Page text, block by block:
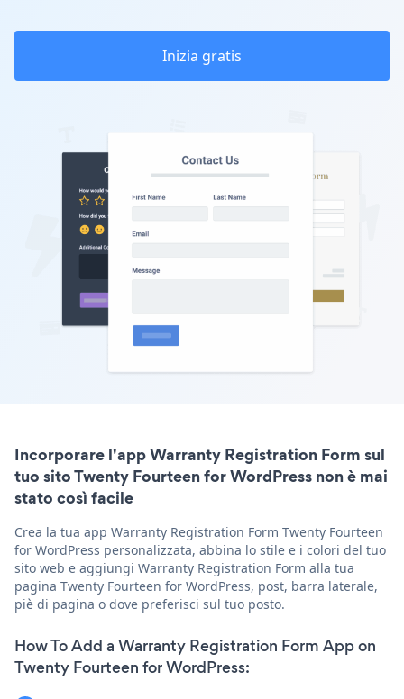
Inizia gratis
Incorporare l'app Warranty Registration Form sul
tuo sito Twenty Fourteen for WordPress non è mai
stato così facile
Crea la tua app Warranty Registration Form Twenty Fourteen
for WordPress personalizzata, abbina lo stile e i colori del tuo
sito web e aggiungi Warranty Registration Form alla tua
pagina Twenty Fourteen for WordPress, post, barra laterale,
piè di pagina o dove preferisci sul tuo posto.
How To Add a Warranty Registration Form App on
Twenty Fourteen for WordPress: